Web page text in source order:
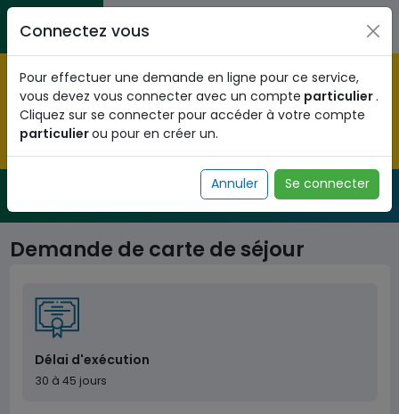
Aller au contenu principal
Citoyens
Pré-enregistrez vous dès maintenant pour le programme
national d'identification biométrique et
obtenez votre Numéro d'Identification Unique (NIU) en
cliquant
Fermer
de l'administration togolaise
Demande de carte de séjour
Délai d'exécution
30 à 45 jours
Connectez vous
Pour effectuer une demande en ligne pour ce service,
vous devez vous connecter avec un compte particulier.
Cliquez sur se connecter pour accéder à votre compte
particulierou pour en créer un.
Annuler Se connecter